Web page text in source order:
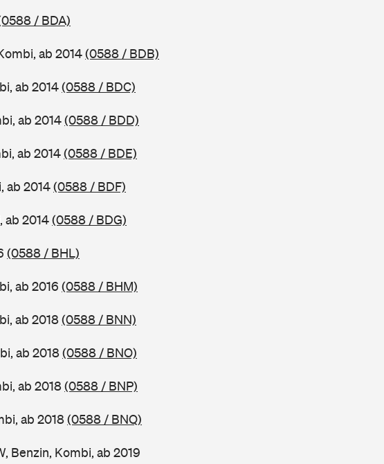
/ BDA)
ab 2014(0588 / BDB)
ab 2014(0588 / BDC)
ab 2014(0588 / BDD)
ab 2014(0588 / BDE)
ab 2014(0588 / BDF)
ab 2014(0588 / BDG)
(0588 / BHL)
ab 2016 (0588 / BHM)
ab 2018(0588 / BNN)
ab 2018(0588 / BNO)
ab 2018(0588 / BNP)
ab 2018(0588 / BNQ)
Benzin, Kombi, ab 2019